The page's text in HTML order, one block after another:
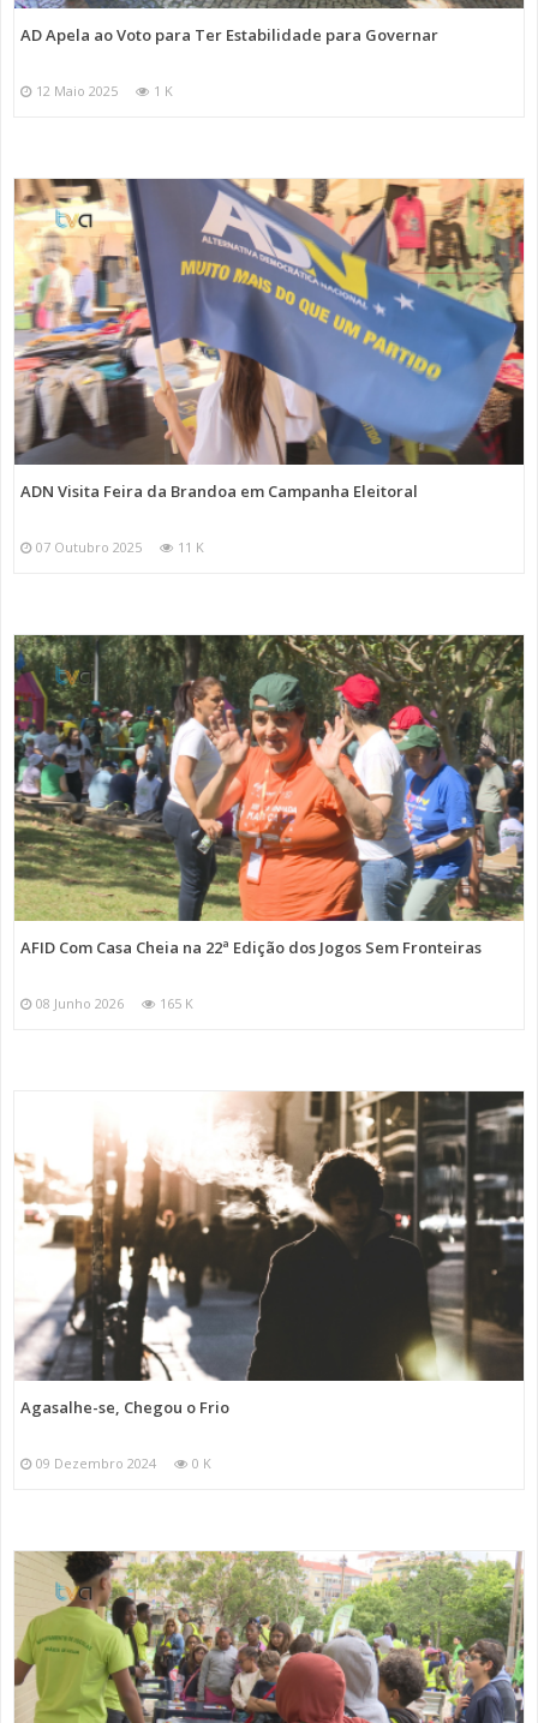
AD Apela ao Voto para Ter Estabilidade para Governar
12 Maio 2025 1 K
ADN Visita Feira da Brandoa em Campanha Eleitoral
07 Outubro 2025 11 K
AFID Com Casa Cheia na 22ª Edição dos Jogos Sem Fronteiras
08 Junho 2026 165 K
Agasalhe-se, Chegou o Frio
09 Dezembro 2024 0 K